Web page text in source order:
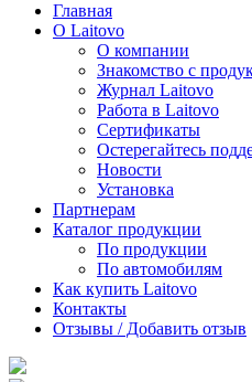
Главная
О Laitovo
О компании
Знакомство с
Журнал Laitovo
Работа в Laitovo
Сертификаты
Остерегайтесь
Новости
Установка
Партнерам
Каталог продукции
По продукции
По автомобилям
Как купить Laitovo
Контакты
Отзывы / Добавить отзыв